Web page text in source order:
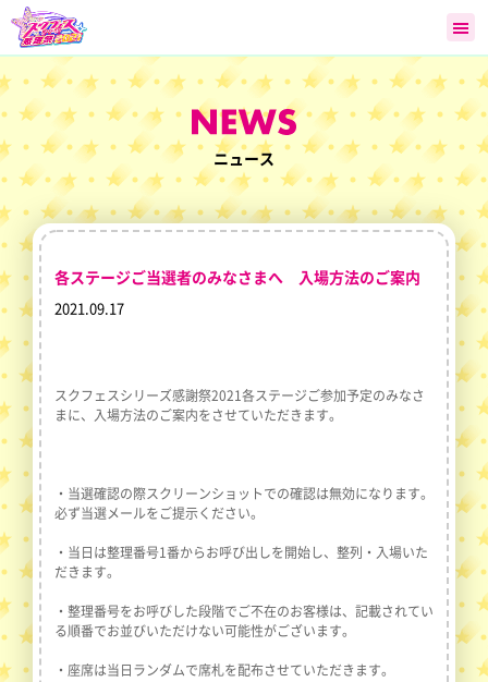
ニュース
各ステージご当選者のみなさまへ 入場方法のご案内
2021.09.17
スクフェスシリーズ感謝祭2021各ステージご参加予定のみなさ
まに、入場方法のご案内をさせていただきます。
・当選確認の際スクリーンショットでの確認は無効になります。
必ず当選メールをご提示ください。
・当日は整理番号1番からお呼び出しを開始し、整列・入場いた
だきます。
・整理番号をお呼びした段階でご不在のお客様は、記載されてい
る順番でお並びいただけない可能性がございます。
・座席は当日ランダムで席札を配布させていただきます。